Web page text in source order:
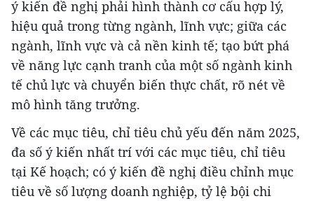
ý kiến đề nghị phải hình thành cơ cấu hợp lý,
hiệu quả trong từng ngành, lĩnh vực; giữa các
ngành, lĩnh vực và cả nền kinh tế; tạo bứt phá
về năng lực cạnh tranh của một số ngành kinh
tế chủ lực và chuyển biến thực chất, rõ nét về
mô hình tăng trưởng.
Về các mục tiêu, chỉ tiêu chủ yếu đến năm 2025,
đa số ý kiến nhất trí với các mục tiêu, chỉ tiêu
tại Kế hoạch; có ý kiến đề nghị điều chỉnh mục
tiêu về số lượng doanh nghiệp, tỷ lệ bội chi